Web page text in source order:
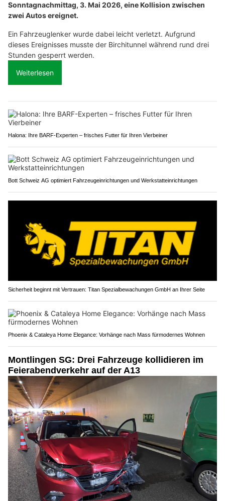
Sonntagnachmittag, 3. Mai 2026, eine Kollision zwischen
zwei Autos ereignet.
Ein Fahrzeuglenker wurde dabei leicht verletzt. Aufgrund
dieses Ereignisses musste der Birchitunnel während rund drei
Stunden gesperrt werden.
Weiterlesen
Halona: Ihre BARF-Experten – frisches Futter für Ihren Vierbeiner
Bott Schweiz AG optimiert Fahrzeugeinrichtungen und Werkstatteinrichtungen
Sicherheit beginnt mit Vertrauen: Titan Spezialbewachungen GmbH an Ihrer Seite
Phoenix & Cataleya Home Elegance: Vorhänge nach Mass fürmodernes Wohnen
Montlingen SG: Drei Fahrzeuge kollidieren im
Feierabendverkehr auf der A13